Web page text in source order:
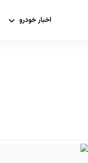
اخبار خودرو